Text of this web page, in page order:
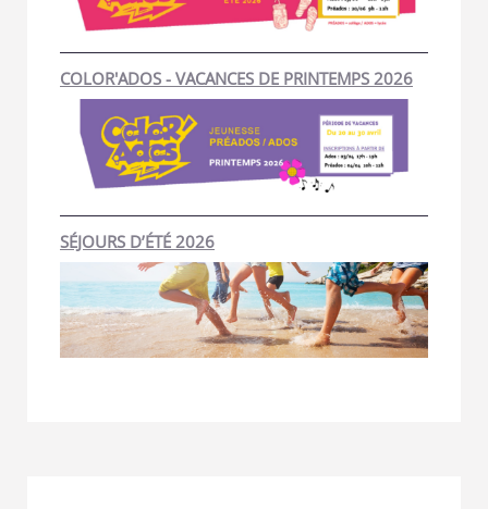
COLOR'ADOS - VACANCES DE PRINTEMPS 2026
SÉJOURS D’ÉTÉ 2026